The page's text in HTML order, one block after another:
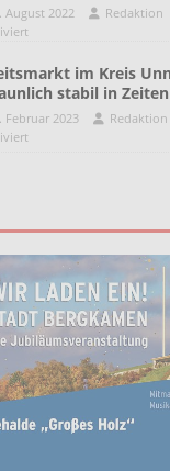
August 2022 Redaktion
im Kreis
stabil in
Februar 2023 Redaktion